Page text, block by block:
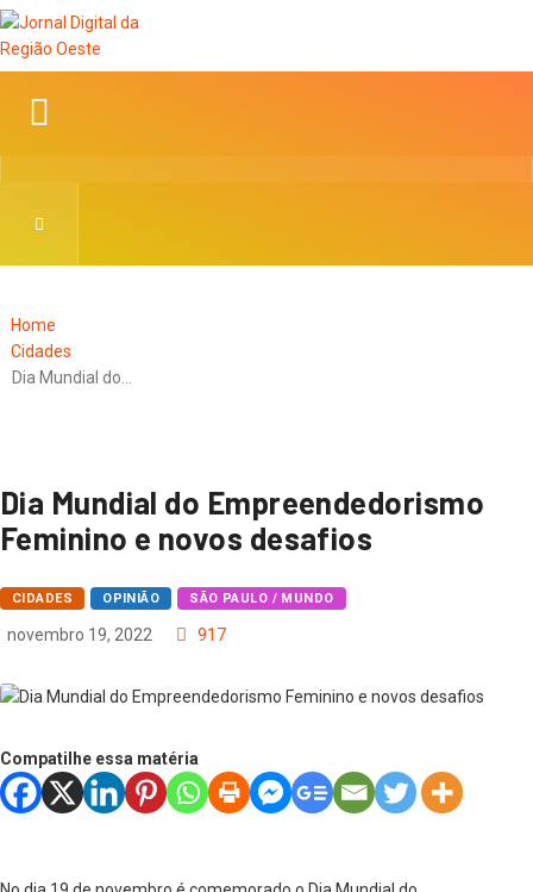
Home
Cidades
Dia Mundial do…
Dia Mundial do Empreendedorismo
Feminino e novos desafios
CIDADES OPINIÃO SÃO PAULO / MUNDO
novembro 19, 2022 917
Compatilhe essa matéria